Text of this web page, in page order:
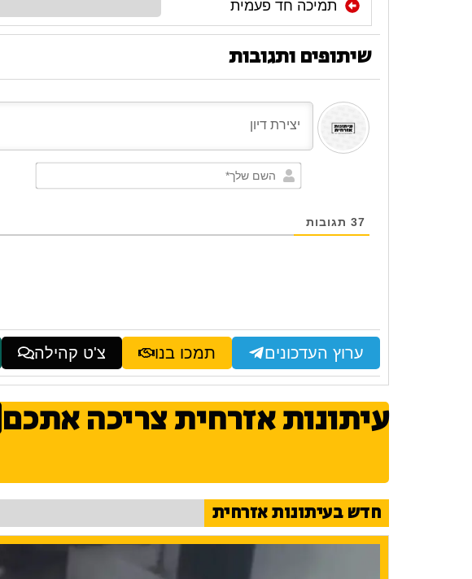
תמיכה חד פעמית
שיתופים ותגובות
השם
37 תגובות
ערוץ העדכונים תמכו בנו צ'ט קהילה
עיתונות אזרחית צריכה אתכם
חדש בעיתונות אזרחית